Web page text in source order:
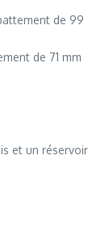
de 99
de 71 mm
et un réservoir